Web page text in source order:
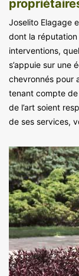
Joselito Elagage
dont la
interventions,
s’appuie sur une
chevronnés pour
tenant compte
de l’art soient
de ses services,